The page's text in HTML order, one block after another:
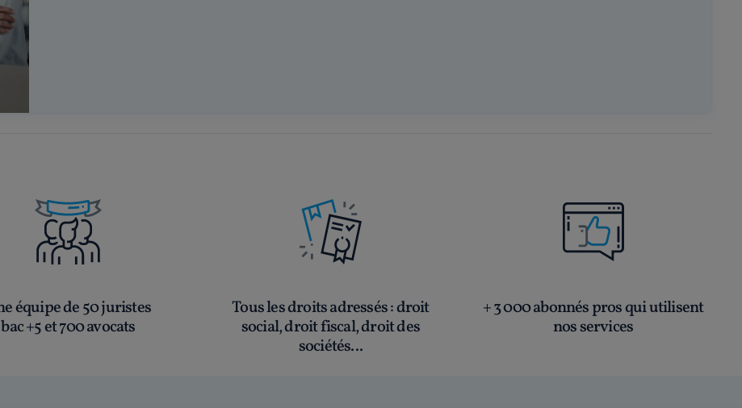
équipe de 50 juristes
bac +5 et 700 avocats
Tous les droits adressés: droit
social, droit fiscal, droit des
sociétés...
+ 3 000 abonnés pros qui utilisent
nos services